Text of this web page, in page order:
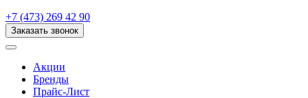
+7 (473) 269 42 90
Заказать звонок
Акции
Бренды
Прайс-Лист